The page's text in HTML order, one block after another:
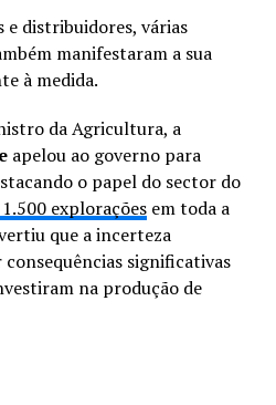
e distribuidores, várias
manifestaram a sua
à medida.
da Agricultura, a
apelou ao governo para
o papel do sector do
explorações em toda a
que a incerteza
significativas
na produção de